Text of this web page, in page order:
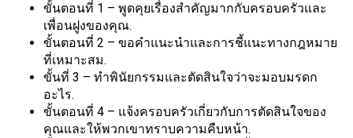
ขั้นตอนที่ 1 – พูดคุยเรื่องสำคัญมากกับครอบครัวและ
เพื่อนฝูงของคุณ.
ขั้นตอนที่ 2 – ขอคำแนะนำและการชี้แนะทางกฎหมาย
ที่เหมาะสม.
ขั้นที่ 3 – ทำพินัยกรรมและตัดสินใจว่าจะมอบมรดก
อะไร.
ขั้นตอนที่ 4 – แจ้งครอบครัวเกี่ยวกับการตัดสินใจของ
คุณและให้พวกเขาทราบความคืบหน้า.